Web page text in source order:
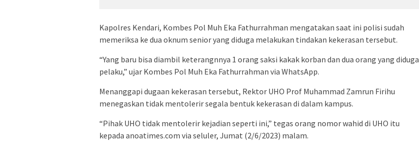
Kapolres Kendari, Kombes Pol Muh Eka Fathurrahman mengatakan saat ini polisi sudah
memeriksa ke dua oknum senior yang diduga melakukan tindakan kekerasan tersebut.
“Yang baru bisa diambil keterangnnya 1 orang saksi kakak korban dan dua orang yang diduga
pelaku,” ujar Kombes Pol Muh Eka Fathurrahman via WhatsApp.
Menanggapi dugaan kekerasan tersebut, Rektor UHO Prof Muhammad Zamrun Firihu
menegaskan tidak mentolerir segala bentuk kekerasan di dalam kampus.
“Pihak UHO tidak mentolerir kejadian seperti ini,” tegas orang nomor wahid di UHO itu
kepada anoatimes.com via seluler, Jumat (2/6/2023) malam.